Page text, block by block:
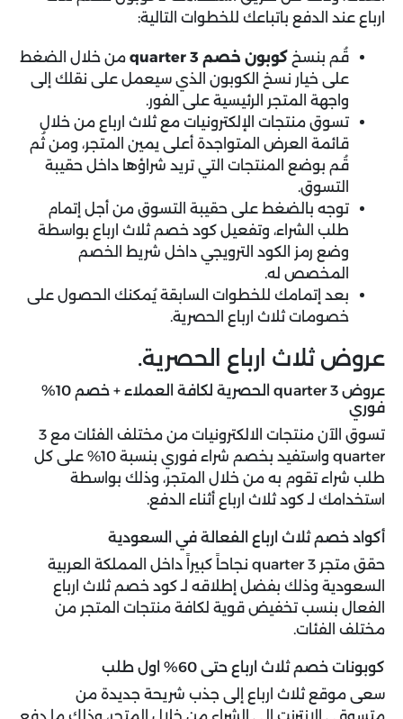
ارباع عند الدفع باتباعك للخطوات التالية:
قُم بنسخ كوبون خصم 3 quarter
من خلال الضغط
على خيار نسخ الكوبون الذي سيعمل على نقلك إلى
واجهة المتجر الرئيسية على الفور.
تسوق منتجات الإلكترونيات مع ثلاث ارباع من خلال
قائمة العرض المتواجدة أعلى يمين المتجر، ومن ثُم
قُم بوضع المنتجات التي تريد شراؤها داخل حقيبة
التسوق.
توجه بالضغط على حقيبة التسوق من أجل إتمام
طلب الشراء، وتفعيل كود خصم ثلاث ارباع بواسطة
وضع رمز الكود الترويجي داخل شريط الخصم
المخصص له.
بعد إتمامك للخطوات السابقة يُمكنك الحصول على
خصومات ثلاث ارباع الحصرية.
عروض ثلاث ارباع الحصرية.
عروض 3 quarter الحصرية لكافة العملاء + خصم 10%
فوري
تسوق الآن منتجات الالكترونيات من مختلف الفئات مع 3
quarter واستفيد بخصم شراء فوري بنسبة 10% على كل
طلب شراء تقوم به من خلال المتجر، وذلك بواسطة
استخدامك لـ كود ثلاث ارباع أثناء الدفع.
أكواد خصم ثلاث ارباع الفعالة في السعودية
حقق متجر 3 quarter نجاحاً كبيراً داخل المملكة العربية
السعودية وذلك بفضل إطلاقه لـ كود خصم ثلاث ارباع
الفعال بنسب تخفيض قوية لكافة منتجات المتجر من
مختلف الفئات.
كوبونات خصم ثلاث ارباع حتى 60% اول طلب
سعى موقع ثلاث ارباع إلى جذب شريحة جديدة من